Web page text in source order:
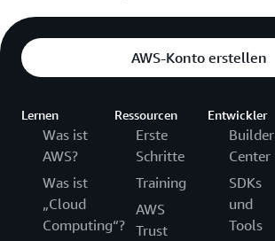
AWS-Konto erstellen
Lernen
Was ist
AWS?
Was ist
„Cloud
Computing“?
Ressourcen
Erste
Schritte
Training
AWS
Trust
Entwickler
Builder
Center
SDKs
und
Tools